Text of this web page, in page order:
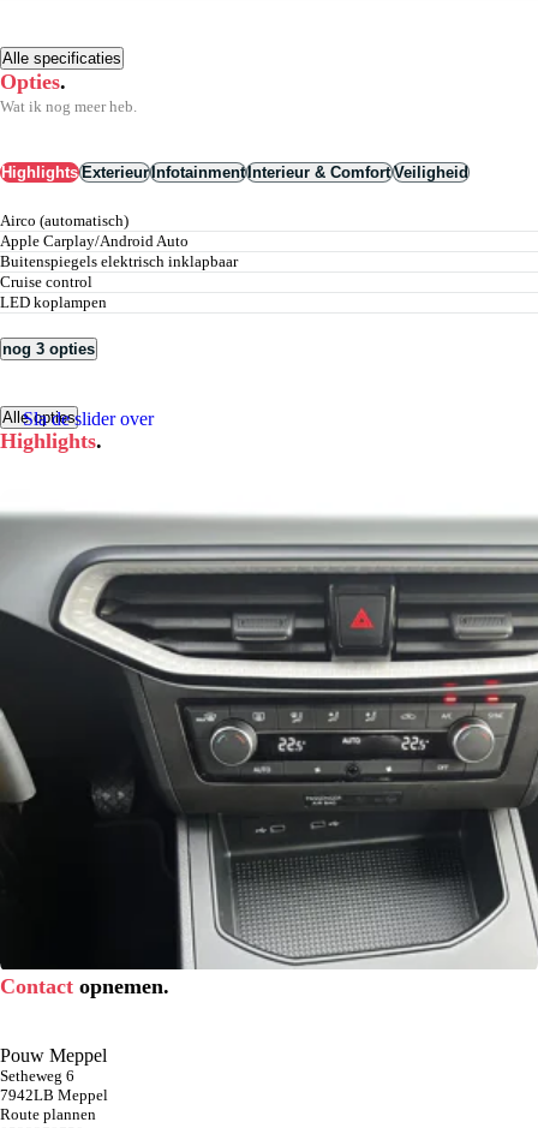
Alle specificaties
Opties.
Wat ik nog meer heb.
HighlightsExterieurInfotainmentInterieur & ComfortVeiligheid
airco (automatisch)
Apple Carplay/Android Auto
buitenspiegels elektrisch inklapbaar
cruise control
LED koplampen
nog 3 opties
Alle opties
Highlights.
Sla de slider over
Contact opnemen.
Pouw Meppel
Setheweg 6
7942LB Meppel
Route plannen